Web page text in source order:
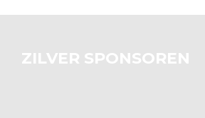
ZILVER SPONSOREN